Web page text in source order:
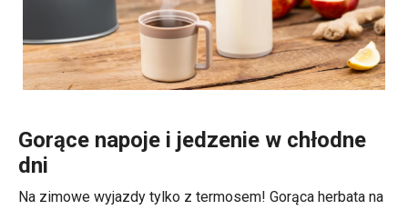
Gorące napoje i jedzenie w chłodne
dni
Na zimowe wyjazdy tylko z termosem! Gorąca herbata na